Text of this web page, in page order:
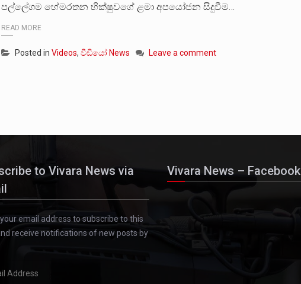
පල්ලේගම හේමරතන භික්ෂුවගේ ළමා අපයෝජන සිදුවීම…
READ MORE
Posted in Videos, වීඩියෝ News Leave a comment
to Vivara News via
email address to subscribe to this
receive notifications of new posts by
Vivara News – Facebook